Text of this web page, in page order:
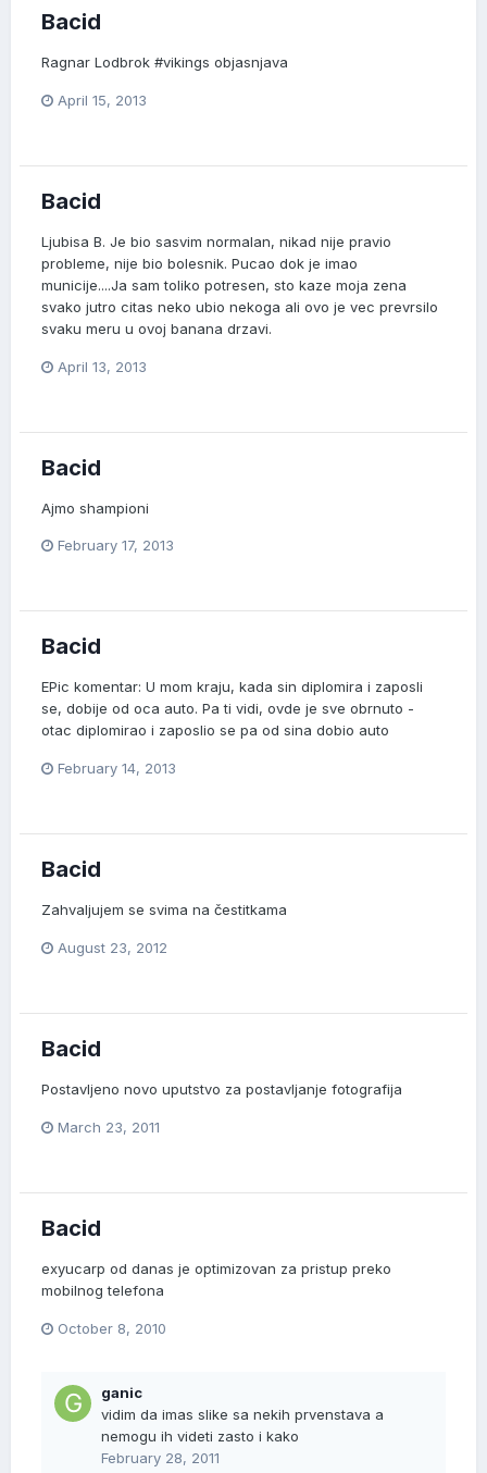
Bacid
Ragnar Lodbrok #vikings objasnjava
April 15, 2013
Bacid
Ljubisa B. Je bio sasvim normalan, nikad nije pravio
probleme, nije bio bolesnik. Pucao dok je imao
municije....Ja sam toliko potresen, sto kaze moja zena
svako jutro citas neko ubio nekoga ali ovo je vec prevrsilo
svaku meru u ovoj banana drzavi.
April 13, 2013
Bacid
Ajmo shampioni
February 17, 2013
Bacid
EPic komentar: U mom kraju, kada sin diplomira i zaposli
se, dobije od oca auto. Pa ti vidi, ovde je sve obrnuto -
otac diplomirao i zaposlio se pa od sina dobio auto
February 14, 2013
Bacid
Zahvaljujem se svima na čestitkama
August 23, 2012
Bacid
Postavljeno novo uputstvo za postavljanje fotografija
March 23, 2011
Bacid
exyucarp od danas je optimizovan za pristup preko
mobilnog telefona
October 8, 2010
ganic
vidim da imas slike sa nekih prvenstava a
nemogu ih videti zasto i kako
February 28, 2011